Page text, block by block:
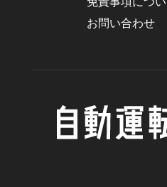
お問い合わせ